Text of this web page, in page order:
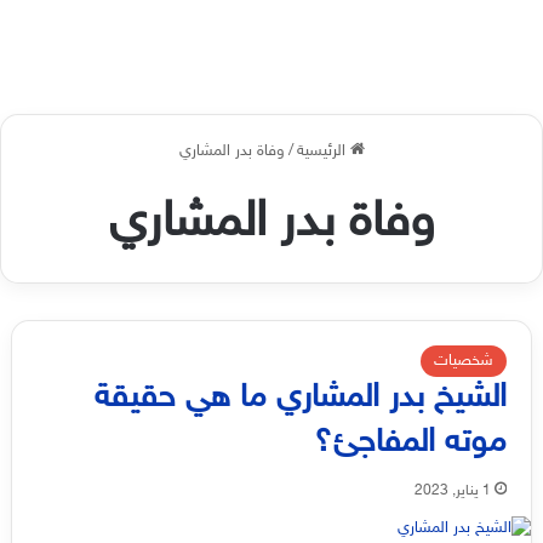
الرئيسية / وفاة بدر المشاري
وفاة بدر المشاري
شخصيات
الشيخ بدر المشاري ما هي حقيقة
موته المفاجئ؟
1 يناير, 2023